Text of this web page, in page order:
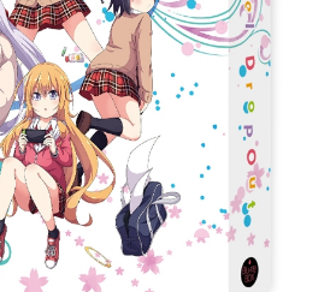
ールズ&パンツァー放送形態TVアニ
メスケジュール2012年10月8日
（月）〜2012年12月24日（月）TOK
YOMXほか【第11話・第12話】2013
年3月18日（月）、2013年3月25日
（月）TOKYOMXほか話数全12話キ
ャスト西住みほ：渕上舞武部沙織：
茅野愛衣五十鈴華：尾崎真実秋山優
花里：中上育実冷泉麻子：井口裕香
澤梓：竹内仁美山郷あゆみ：中里望
丸山紗希：小松未可子阪口桂利奈：